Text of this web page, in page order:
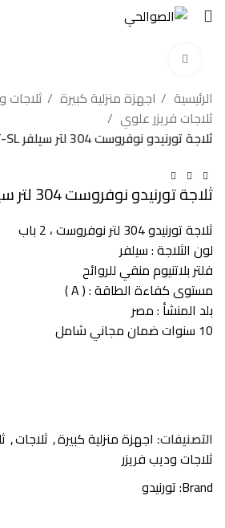
الرئيسية اجهزة منزلية كبيرة ثلاجات
ثلاجات فريزر علوي
ثلاجة تورنيدو نوفروست 304 لتر سيلفر RF-33FT-SL
ثلاجة تورنيدو نوفروست 304 لتر سيلفر RF-33FT-SL
ثلاجة تورنيدو 304 لتر نوفروست ، 2 باب
لون الثلاجة : سيلفر
فلتر بلاتنيوم منقي للروائح
مستوى كفاءة الطاقة : ( A )
بلد المنشأ : مصر
10 سنوات ضمان مجاني شامل
التصنيفات: اجهزة منزلية كبيرة, ثلاجات,
ثلاجات وديب فريزر
Brand: تورنيدو